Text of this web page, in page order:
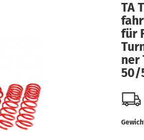
Passwort vergessen?
TA
für
ner
50/